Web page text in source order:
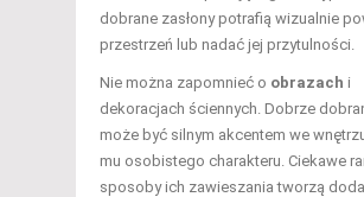
dobrane zasłony potrafią wizualnie
przestrzeń lub nadać jej przytulności.
Nie można zapomnieć o obrazach i
dekoracjach ściennych. Dobrze
może być silnym akcentem we
mu osobistego charakteru. Ciekawe
sposoby ich zawieszania tworzą